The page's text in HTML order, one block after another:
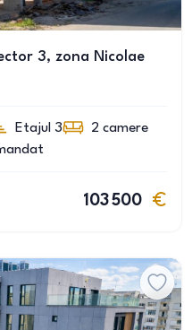
3, zona Nicolae
Etajul 3 2 camere
103 500